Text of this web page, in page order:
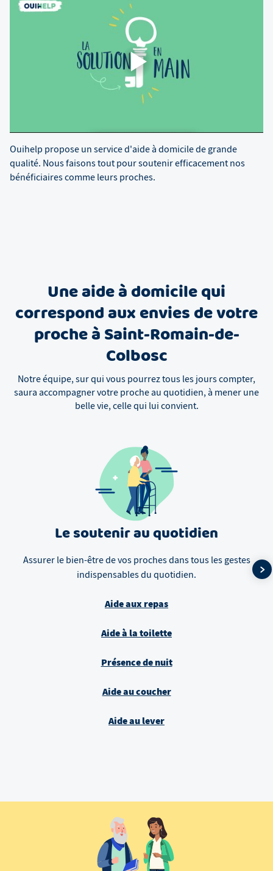
Ouihelp propose un service d'aide à domicile de grande
qualité. Nous faisons tout pour soutenir efficacement nos
bénéficiaires comme leurs proches.
Une aide à domicile qui
correspond aux envies de votre
proche à Saint-Romain-de-
Colbosc
Notre équipe, sur qui vous pourrez tous les jours compter,
saura accompagner votre proche au quotidien, à mener une
belle vie, celle qui lui convient.
Le soutenir au quotidien
Assurer le bien-être de vos proches dans tous les gestes
indispensables du quotidien.
Aide aux repas
Aide à la toilette
Présence de nuit
Aide au coucher
Aide au lever